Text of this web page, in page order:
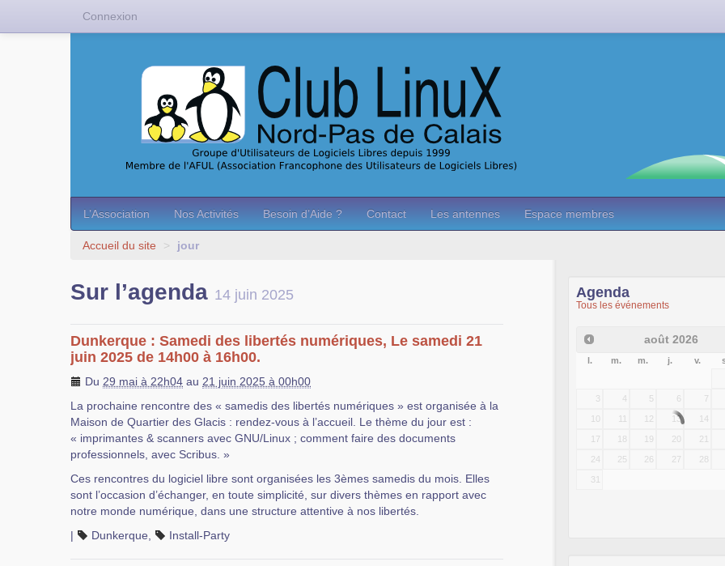
L’Association Nos Activités Besoin d’Aide ? Contact Les antennes Espace membres
Accueil du site > jour
Sur l’agenda 14 juin 2025
Dunkerque : Samedi des libertés numériques, Le samedi 21
juin 2025 de 14h00 à 16h00.
Du 29 mai à 22h04 au 21 juin 2025 à 00h00
La prochaine rencontre des « samedis des libertés numériques » est organisée à la
Maison de Quartier des Glacis : rendez-vous à l’accueil. Le thème du jour est :
« imprimantes & scanners avec GNU/Linux ; comment faire des documents
professionnels, avec Scribus. »
Ces rencontres du logiciel libre sont organisées les 3èmes samedis du mois. Elles
sont l’occasion d’échanger, en toute simplicité, sur divers thèmes en rapport avec
notre monde numérique, dans une structure attentive à nos libertés.
|
Dunkerque Install-Party
Agenda
Tous les événements
août 2026
l. m. m. j. v.
3 4 5 6 7
10 11 12 13 14
17 18 19 20 21
24 25 26 27 28
31
Connexion